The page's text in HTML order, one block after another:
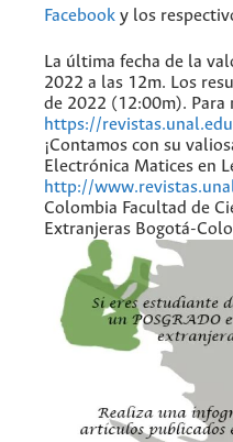
Facebook y los
La última fecha de la
2022 a las 12m. Los
de 2022 (12:00m). Para
https://
¡Contamos con su
Electrónica Matices en
http://
Colombia Facultad de
Extranjeras Bogotá-